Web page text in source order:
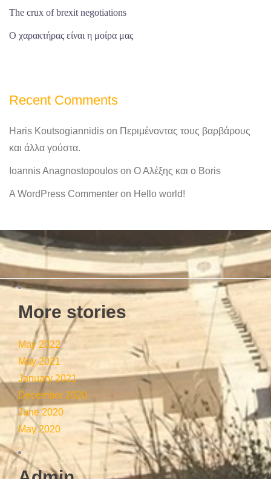
The crux of brexit negotiations
Ο χαρακτήρας είναι η μοίρα μας
Recent Comments
Haris Koutsogiannidis on Περιμένοντας τους βαρβάρους
και άλλα γούστα.
Ioannis Anagnostopoulos on Ο Αλέξης και ο Boris
A WordPress Commenter on Hello world!
More stories
May 2022
May 2021
January 2021
December 2020
June 2020
May 2020